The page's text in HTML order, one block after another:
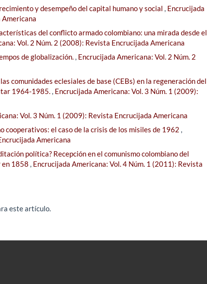
y desempeño del capital humano y social
Encrucijada
del conflicto armado colombiano: una mirada desde el
Vol. 2 Núm. 2 (2008): Revista Encrucijada Americana
de globalización.
Encrucijada Americana: Vol. 2 Núm. 2
comunidades eclesiales de base (CEBs) en la regeneración del
1964-1985.
Encrucijada Americana: Vol. 3 Núm. 1 (2009):
Vol. 3 Núm. 1 (2009): Revista Encrucijada Americana
cooperativos: el caso de la crisis de los misiles de 1962
Americana
política? Recepción en el comunismo colombiano del
en 1858
Encrucijada Americana: Vol. 4 Núm. 1 (2011): Revista
este artículo.